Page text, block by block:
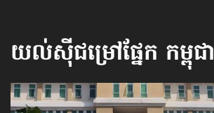
យល់ស៊ីជម្រៅផ្នែក កម្ពុជា